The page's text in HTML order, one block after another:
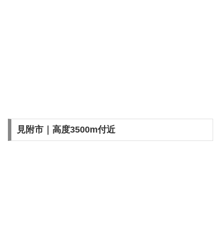
見附市｜高度3500m付近